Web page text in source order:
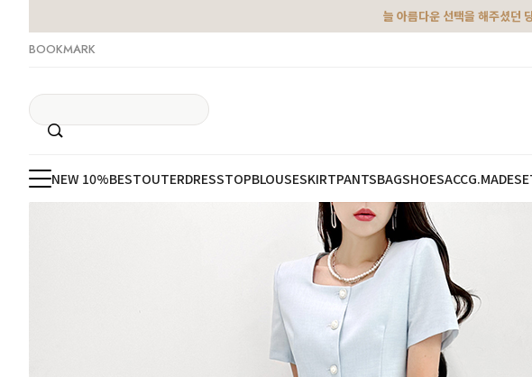
늘 아름다운 선택을 해주셨던
BOOKMARK
NEW 10%BESTOUTERDRESSTOPBLOUSESKIRTPANTSBAGSHOESACCG.MADE